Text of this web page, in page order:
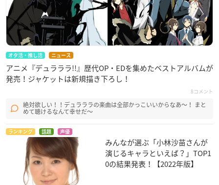
オタ活・推し活 ニュース
アニメ『デュラララ!!』歴代OP・EDを集めたベストアルバムが
発売！ジャケットは新規描き下ろし！
8コメント
絶対欲しい！！デュラララの楽曲は全部かっこいいからなあ～！ まと
めて聴けるなんて幸せだ～
ランキング 話題 声優
みんなが選ぶ「小林沙苗さんが
演じるキャラといえば？」TOP1
0の結果発表！【2022年版】